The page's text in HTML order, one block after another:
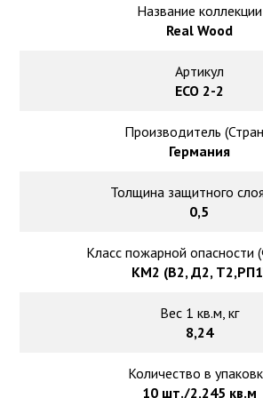
Ковролин под теплый пол
Название коллекции
Real Wood
Артикул
ЕСО 2-2
Производитель
Германия
Толщина защитного
0,5
Класс пожарной опасности
КМ2 (В2, Д2,
Вес 1 кв.м, кг
8,24
Количество в
10 шт./2,245 кв.м